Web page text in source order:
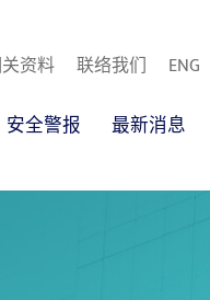
资料 联络我们 ENG
安全警报 最新消息